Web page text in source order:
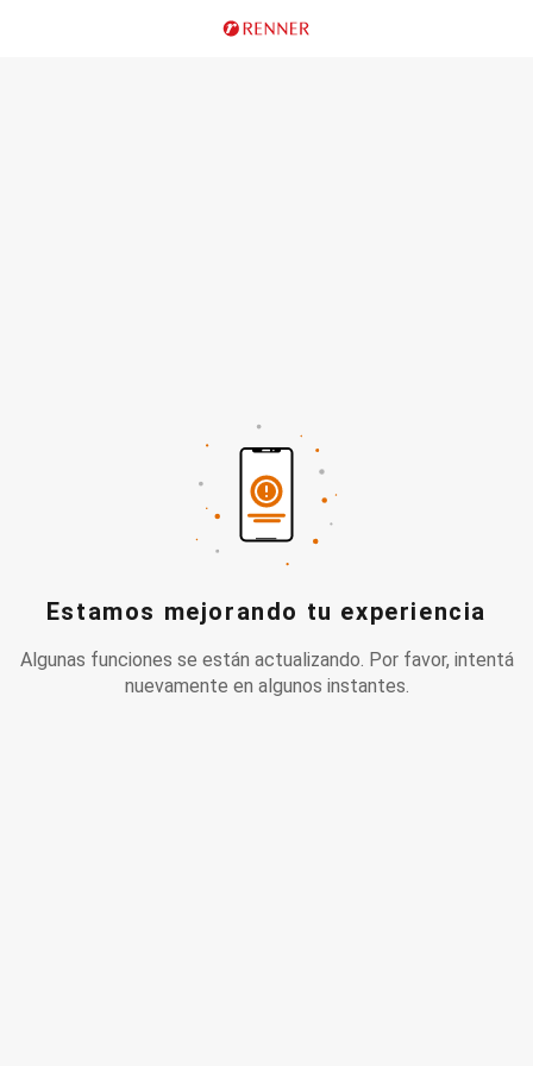
Estamos mejorando tu experiencia
Algunas funciones se están actualizando. Por favor, intentá
nuevamente en algunos instantes.